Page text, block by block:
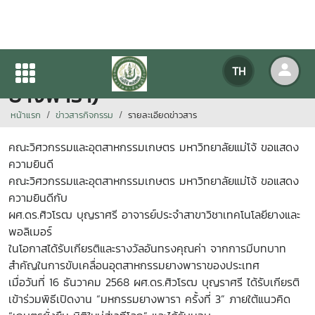
TH
โล่รางวัลเชิดชูเกียรติ (ผลิตจากไม้
ยางพารา)
หน้าแรก ข่าวสารกิจกรรม รายละเอียดข่าวสาร
คณะวิศวกรรมและอุตสาหกรรมเกษตร มหาวิทยาลัยแม่โจ้ ขอแสดง
ความยินดี
คณะวิศวกรรมและอุตสาหกรรมเกษตร มหาวิทยาลัยแม่โจ้ ขอแสดง
ความยินดีกับ
ผศ.ดร.ศิวโรฒ บุญราศรี อาจารย์ประจำสาขาวิชาเทคโนโลยียางและ
พอลิเมอร์
ในโอกาสได้รับเกียรติและรางวัลอันทรงคุณค่า จากการมีบทบาท
สำคัญในการขับเคลื่อนอุตสาหกรรมยางพาราของประเทศ
เมื่อวันที่ 16 ธันวาคม 2568 ผศ.ดร.ศิวโรฒ บุญราศรี ได้รับเกียรติ
เข้าร่วมพิธีเปิดงาน “มหกรรมยางพารา ครั้งที่ 3” ภายใต้แนวคิด